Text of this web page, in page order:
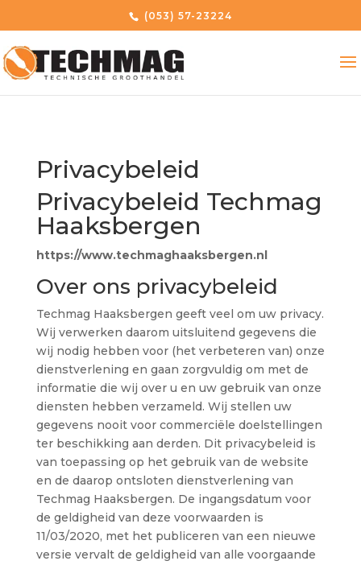
(053) 57-23224
Privacybeleid
Privacybeleid Techmag
Haaksbergen
https://www.techmaghaaksbergen.nl
Over ons privacybeleid
Techmag Haaksbergen geeft veel om uw privacy.
Wij verwerken daarom uitsluitend gegevens die
wij nodig hebben voor (het verbeteren van) onze
dienstverlening en gaan zorgvuldig om met de
informatie die wij over u en uw gebruik van onze
diensten hebben verzameld. Wij stellen uw
gegevens nooit voor commerciële doelstellingen
ter beschikking aan derden. Dit privacybeleid is
van toepassing op het gebruik van de website
en de daarop ontsloten dienstverlening van
Techmag Haaksbergen. De ingangsdatum voor
de geldigheid van deze voorwaarden is
11/03/2020, met het publiceren van een nieuwe
versie vervalt de geldigheid van alle voorgaande